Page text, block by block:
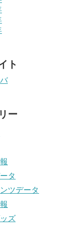
ト
ー
タ
ツデータ
ズ